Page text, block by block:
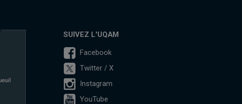
SUIVEZ L'UQAM
Facebook
Twitter / X
Instagram
YouTube